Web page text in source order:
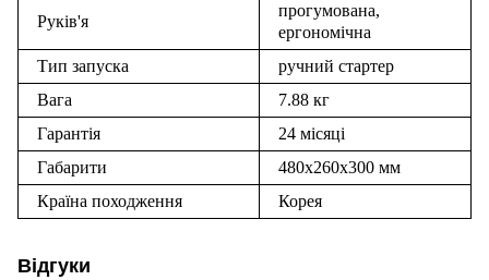
Руків'я
прогумована,
ергономічна
Тип запуска
ручний стартер
Вага
7.88 кг
Гарантія
24 місяці
Габарити
480х260х300 мм
Країна походження
Корея
Відгуки